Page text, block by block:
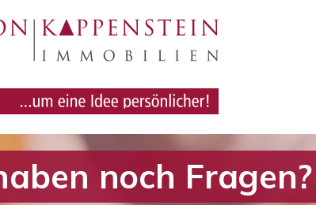
noch Fragen?